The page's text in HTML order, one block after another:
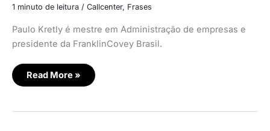
1 minuto de leitura / Callcenter, Frases
Paulo Kretly é mestre em Administração de empresas e
presidente da FranklinCovey Brasil.
forma
garantindo
o
empenho
e
do
seu
pessoal.”
Read More »